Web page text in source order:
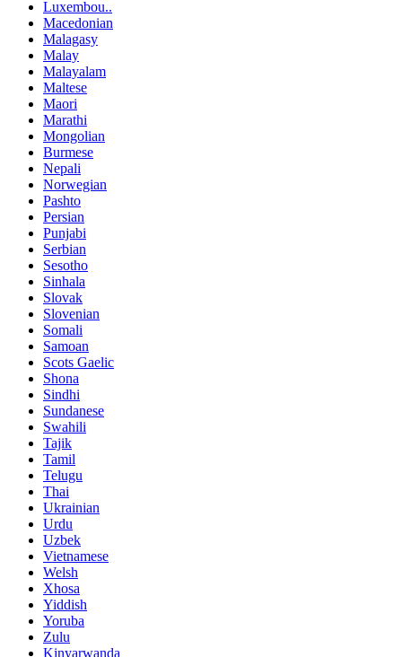
Luxembou..
Macedonian
Malagasy
Malay
Malayalam
Maltese
Maori
Marathi
Mongolian
Burmese
Nepali
Norwegian
Pashto
Persian
Punjabi
Serbian
Sesotho
Sinhala
Slovak
Slovenian
Somali
Samoan
Scots Gaelic
Shona
Sindhi
Sundanese
Swahili
Tajik
Tamil
Telugu
Thai
Ukrainian
Urdu
Uzbek
Vietnamese
Welsh
Xhosa
Yiddish
Yoruba
Zulu
Kinyarwanda